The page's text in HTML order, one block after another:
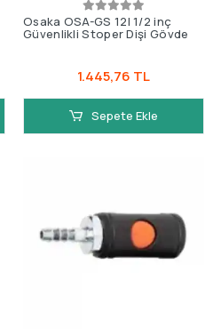
Osaka OSA-GS 12I 1/2 inç
Güvenlikli Stoper Dişi Gövde
1.445,76 TL
Sepete Ekle